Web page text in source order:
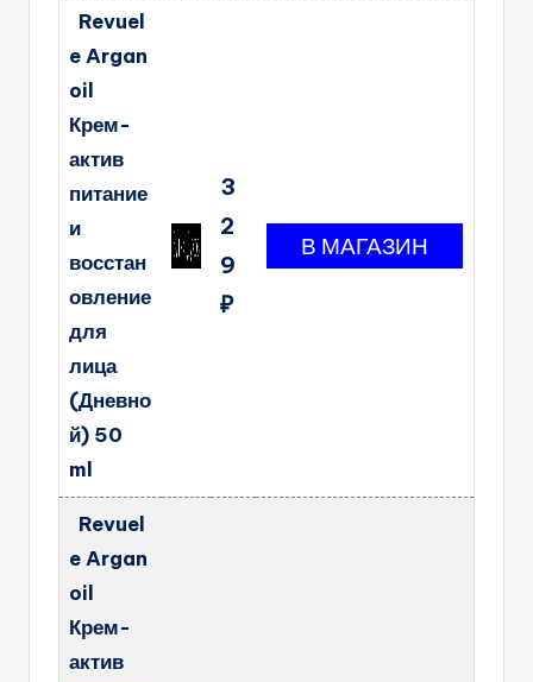
Revuel
e Argan
oil
Крем-
актив
питание
и
восстан
овление
для
лица
(Дневно
й) 50
ml
3
2
9
₽
Revuel
e Argan
oil
Крем-
актив